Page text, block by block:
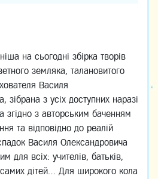
на сьогодні збірка творів
земляка, талановитого
Василя
зібрана з усіх доступних наразі
згідно з авторським баченням
та відповідно до реалій
Василя Олександровича
для всіх: учителів, батьків,
дітей… Для широкого кола